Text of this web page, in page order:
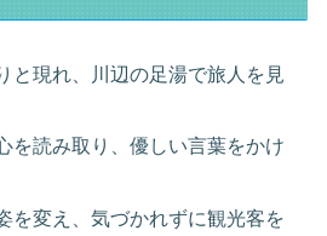
と現れ、川辺の足湯で旅人を見
を読み取り、優しい言葉をかけ
を変え、気づかれずに観光客を